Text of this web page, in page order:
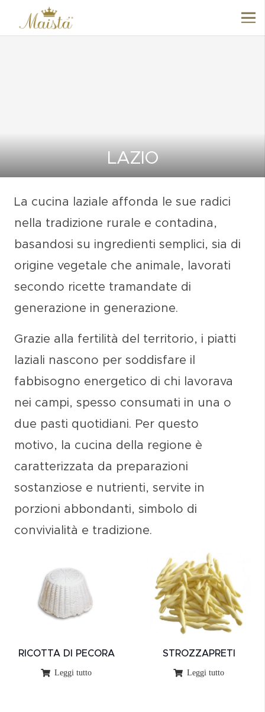
LAZIO
La cucina laziale affonda le sue radici
nella tradizione rurale e contadina ,
basandosi su ingredienti semplici, sia di
origine vegetale che animale, lavorati
secondo ricette tramandate di
generazione in generazione.
Grazie alla fertilità del territorio, i piatti
laziali nascono per soddisfare il
fabbisogno energetico di chi lavorava
nei campi, spesso consumati in una o
due pasti quotidiani. Per questo
motivo, la cucina della regione è
caratterizzata da preparazioni
sostanziose e nutrienti, servite in
porzioni abbondanti, simbolo di
convivialità e tradizione.
RICOTTA DI PECORA
Leggi tutto
STROZZAPRETI
Leggi tutto